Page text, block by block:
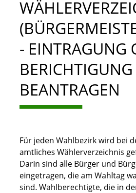
- EINTRAGUNG
BERICHTIGUNG
BEANTRAGEN
Für jeden Wahlbezirk wird bei
amtliches Wählerverzeichnis
Darin sind alle Bürger und
eingetragen, die am Wahltag
sind. Wahlberechtigte, die in